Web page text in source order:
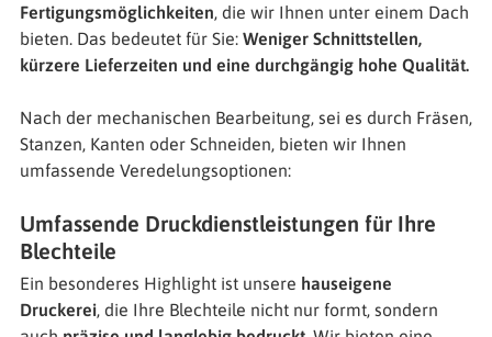
Fertigungsmöglichkeiten, die wir Ihnen unter einem Dach
bieten. Das bedeutet für Sie: Weniger Schnittstellen,
kürzere Lieferzeiten und eine durchgängig hohe Qualität.
Nach der mechanischen Bearbeitung, sei es durch Fräsen,
Stanzen, Kanten oder Schneiden, bieten wir Ihnen
umfassende Veredelungsoptionen:
Umfassende Druckdienstleistungen für Ihre
Blechteile
Ein besonderes Highlight ist unsere hauseigene
Druckerei, die Ihre Blechteile nicht nur formt, sondern